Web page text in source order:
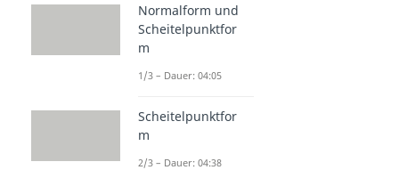
Normalform und
Scheitelpunktfor
m
1/3 – Dauer: 04:05
Scheitelpunktfor
m
2/3 – Dauer: 04:38